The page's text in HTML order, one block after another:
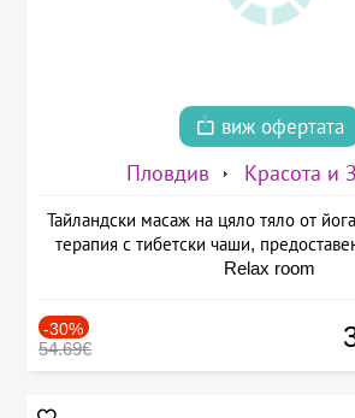
виж офертата
Пловдив Красота и
Тайландски масаж на цяло тяло от
терапия с тибетски чаши,
Relax room
-30%
54.69€